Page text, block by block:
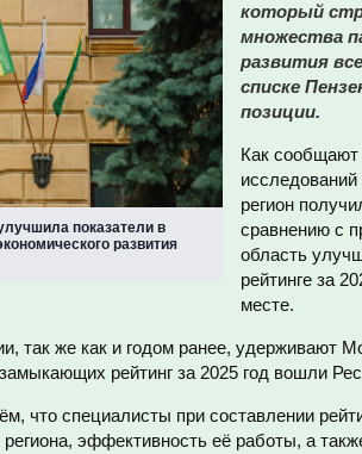
показатели в
развития
который
множества
развития
списке
позиции.
Как сообщают
регион
сравнению с
область
рейтинге за
месте.
так же как и годом ранее, удерживают
рейтинг за 2025 год вошли
что специалисты при составлении
эффективность её работы, а